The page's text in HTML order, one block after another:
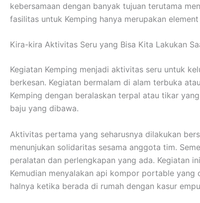
kebersamaan dengan banyak tujuan terutama
fasilitas untuk Kemping hanya merupakan
Kira-kira Aktivitas Seru yang Bisa Kita Lakukan
Kegiatan Kemping menjadi aktivitas seru untuk
berkesan. Kegiatan bermalam di alam terbuka
Kemping dengan beralaskan terpal atau tikar
baju yang dibawa.
Aktivitas pertama yang seharusnya dilakukan
menunjukan solidaritas sesama anggota tim.
peralatan dan perlengkapan yang ada. Kegiatan
Kemudian menyalakan api kompor portable
halnya ketika berada di rumah dengan kasur